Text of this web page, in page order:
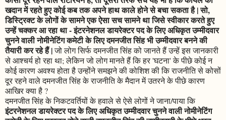
खदान में रहते हुए कोई कब तक अपने हाथ काले होने से बचा सकता है | सो,
डिस्ट्रिक्ट के लोगों के सामने एक ऐसा सच सामने था जिसे स्वीकार करते हुए
उन्हें चक्कर आ रहा था - इंटरनेशनल डायरेक्टर पद के लिए अधिकृत उम्मीदवार
चुनने वाली नोमीनेटिंग कमेटी के लिए दमनजीत सिंह भी उम्मीदवार बनने की
तैयारी कर रहे हैं |जो लोग सिर्फ दमनजीत सिंह को जानते हैं उन्हें इस जानकारी
से आश्चर्य हो रहा था; लेकिन जो लोग मानते हैं कि हर 'घटना' के पीछे कोई न
कोई कारण अवश्य होता है उन्होंने समझने की कोशिश की कि राजनीति से कोसों
दूर रहने वाले दमनजीत सिंह के राजनीति के मैदान में उतरने के पीछे कारण
आखिर क्या है ?
दमनजीत सिंह के निकटवर्तियों के हवाले से ऐसे लोगों ने जाना/पाया कि
इंटरनेशनल डायरेक्टर पद के लिए अधिकृत उम्मीदवार चुनने वाली नोमीनेटिंग